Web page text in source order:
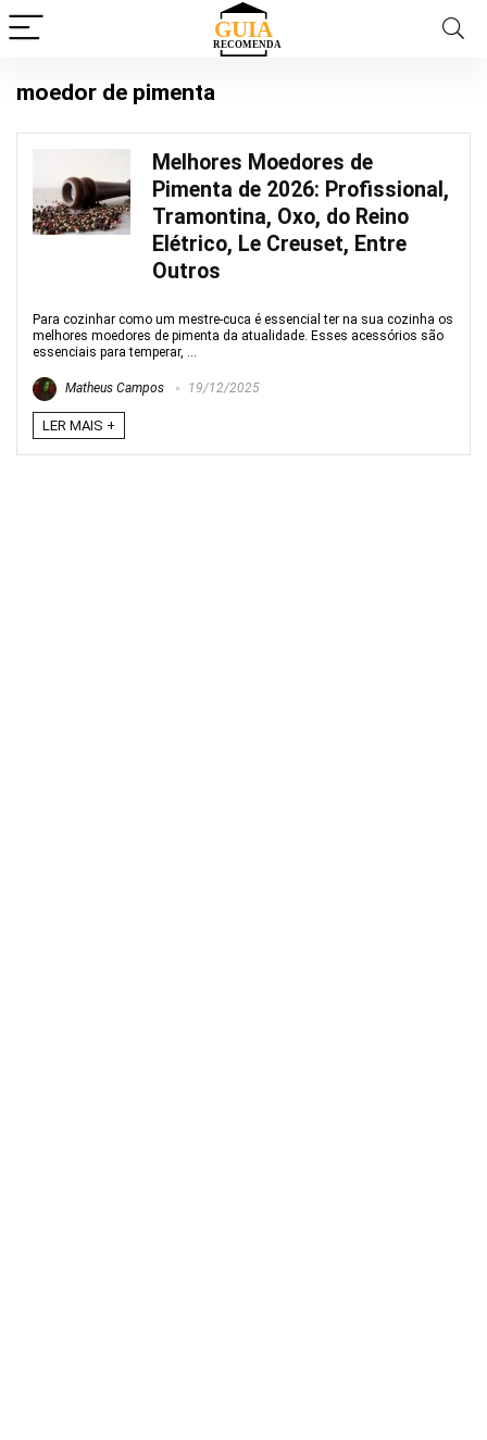
moedor de pimenta
Melhores Moedores de
Pimenta de 2026: Profissional,
Tramontina, Oxo, do Reino
Elétrico, Le Creuset, Entre
Outros
Para cozinhar como um mestre-cuca é essencial ter na sua cozinha os
melhores moedores de pimenta da atualidade. Esses acessórios são
essenciais para temperar, ...
Matheus Campos 19/12/2025
LER MAIS +